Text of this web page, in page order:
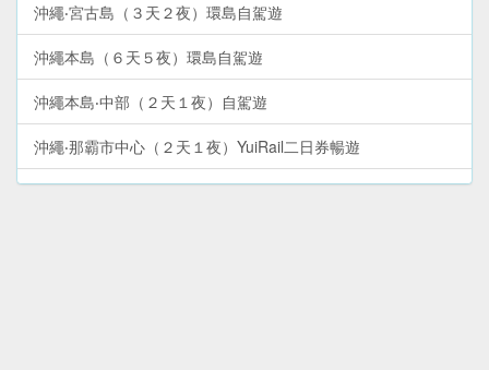
沖繩‧宮古島（３天２夜）環島自駕遊
沖繩本島（６天５夜）環島自駕遊
沖繩本島‧中部（２天１夜）自駕遊
沖繩‧那霸市中心（２天１夜）YuiRail二日券暢遊
沖繩本島‧南部（１天）自駕遊